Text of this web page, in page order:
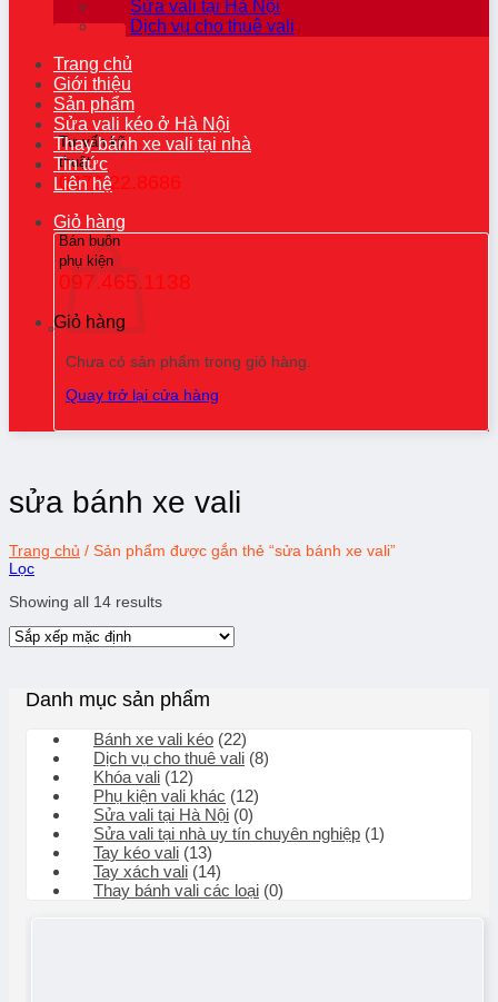
Tư vấn kỹ
thuật
0976.22.8686
Bán buôn
phụ kiện
097.465.1138
Giỏ hàng
Sửa vali tại Hà Nội
Dịch vụ cho thuê vali
Trang chủ
Giới thiệu
Sản phẩm
Sửa vali kéo ở Hà Nội
Thay bánh xe vali tại nhà
Tin tức
Liên hệ
Giỏ hàng
Chưa có sản phẩm trong giỏ hàng.
Quay trở lại cửa hàng
sửa bánh xe vali
Trang chủ / Sản phẩm được gắn thẻ “sửa bánh xe vali”
Lọc
Showing all 14 results
Danh mục sản phẩm
Bánh xe vali kéo (22)
Dịch vụ cho thuê vali (8)
Khóa vali (12)
Phụ kiện vali khác (12)
Sửa vali tại Hà Nội (0)
Sửa vali tại nhà uy tín chuyên nghiệp (1)
Tay kéo vali (13)
Tay xách vali (14)
Thay bánh vali các loại (0)